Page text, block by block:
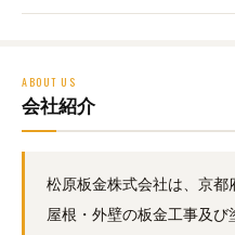
ABOUT US
会社紹介
松原板金株式会社は、京都
屋根・外壁の板金工事及び